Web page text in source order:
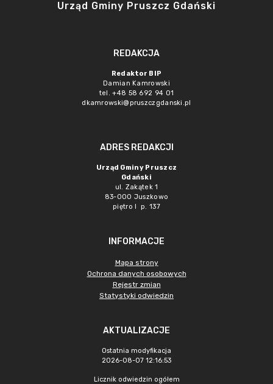
Urząd Gminy Pruszcz Gdański
REDAKCJA
Redaktor BIP
Damian Kamrowski
tel. +48 58 692 94 01
dkamrowski@pruszczgdanski.pl
ADRES REDAKCJI
Urząd Gminy Pruszcz
Gdański
ul. Zakątek 1
83-000 Juszkowo
piętro I p. 137
INFORMACJE
Mapa strony
Ochrona danych osobowych
Rejestr zmian
Statystyki odwiedzin
AKTUALIZACJE
Ostatnia modyfikacja
2026-08-07 12:16:53
Licznik odwiedzin ogółem